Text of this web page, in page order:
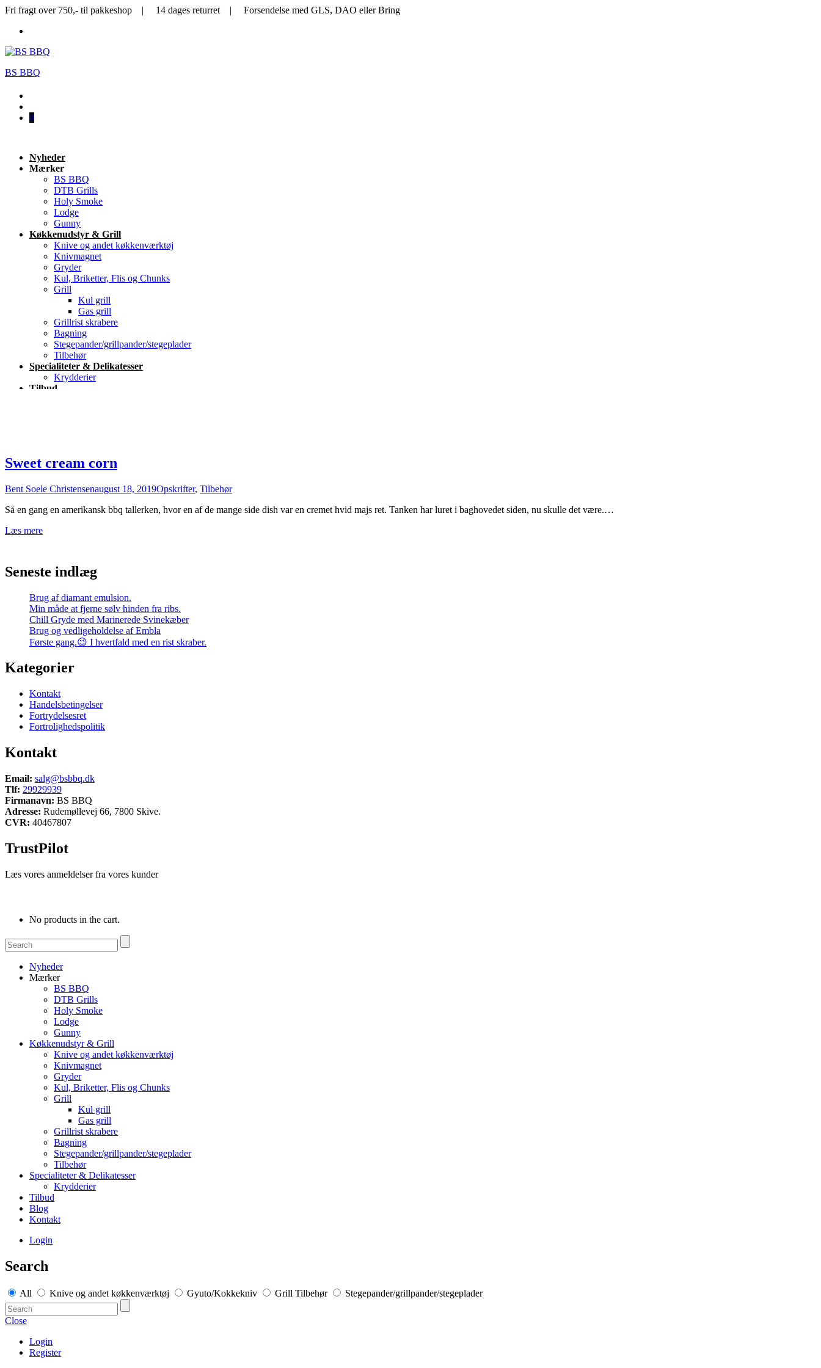
Fri fragt over 750,- til pakkeshop | 14 dages returret | Forsendelse med GLS, DAO eller Bring
BS BBQ
0
Nyheder
Mærker
BS BBQ
DTB Grills
Holy Smoke
Lodge
Gunny
Køkkenudstyr & Grill
Knive og andet køkkenværktøj
Knivmagnet
Gryder
Kul, Briketter, Flis og Chunks
Grill
Kul grill
Gas grill
Grillrist skrabere
Bagning
Stegepander/grillpander/stegeplader
Tilbehør
Specialiteter & Delikatesser
Krydderier
Tilbud
Sweet cream corn
Bent Soele Christensenaugust 18, 2019Opskrifter, Tilbehør
Så en gang en amerikansk bbq tallerken, hvor en af de mange side dish var en cremet hvid majs ret. Tanken har luret i baghovedet siden, nu skulle det være.…
Læs mere
Seneste indlæg
Brug af diamant emulsion.
Min måde at fjerne sølv hinden fra ribs.
Chill Gryde med Marinerede Svinekæber
Brug og vedligeholdelse af Embla
Første gang.😉 I hvertfald med en rist skraber.
Kategorier
Kontakt
Handelsbetingelser
Fortrydelsesret
Fortrolighedspolitik
Kontakt
Email: salg@bsbbq.dk
Tlf: 29929939
Firmanavn: BS BBQ
Adresse: Rudemøllevej 66, 7800 Skive.
CVR: 40467807
TrustPilot
Læs vores anmeldelser fra vores kunder
No products in the cart.
Nyheder
Mærker
BS BBQ
DTB Grills
Holy Smoke
Lodge
Gunny
Køkkenudstyr & Grill
Knive og andet køkkenværktøj
Knivmagnet
Gryder
Kul, Briketter, Flis og Chunks
Grill
Kul grill
Gas grill
Grillrist skrabere
Bagning
Stegepander/grillpander/stegeplader
Tilbehør
Specialiteter & Delikatesser
Krydderier
Tilbud
Blog
Kontakt
Login
Search
All Knive og andet køkkenværktøj Gyuto/Kokkekniv Grill Tilbehør Stegepander/grillpander/stegeplader
Close
Login
Register